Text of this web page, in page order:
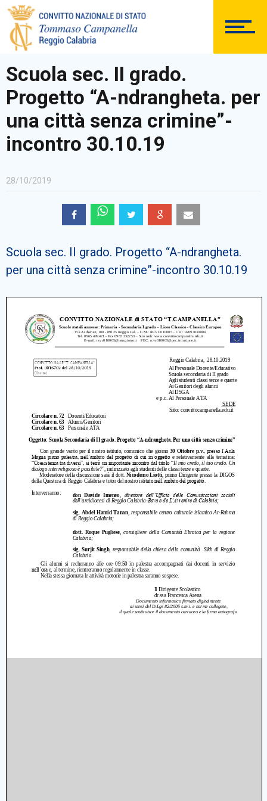
DOCUMENTAZIONE
PERSONALE
Scuola sec. II grado.
Progetto “A-ndrangheta. per
una città senza crimine”-
incontro 30.10.19
28/10/2019
Scuola sec. II grado. Progetto “A-ndrangheta.
per una città senza crimine”-incontro 30.10.19